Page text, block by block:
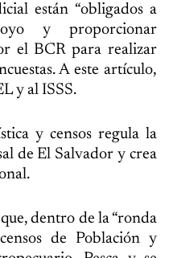
están “obligados a
y proporcionar
el BCR para realizar
A este artículo,
y al ISSS.
y censos regula la
de El Salvador y crea
dentro de la “ronda
de Población y